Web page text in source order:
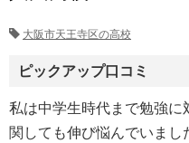
大阪市天王寺区の高校
ピックアップ口コミ
私は中学生時代まで勉強
関しても伸び悩んでいま